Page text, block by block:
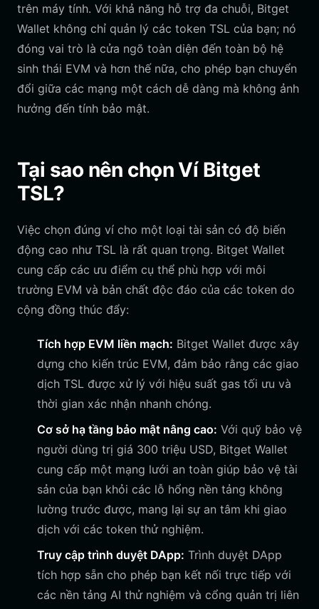
trên máy tính. Với khả năng hỗ trợ đa chuỗi, Bitget
Wallet không chỉ quản lý các token TSL của bạn; nó
đóng vai trò là cửa ngõ toàn diện đến toàn bộ hệ
sinh thái EVM và hơn thế nữa, cho phép bạn chuyển
đổi giữa các mạng một cách dễ dàng mà không ảnh
hưởng đến tính bảo mật.
Tại sao nên chọn Ví Bitget
TSL?
Việc chọn đúng ví cho một loại tài sản có độ biến
động cao như TSL là rất quan trọng. Bitget Wallet
cung cấp các ưu điểm cụ thể phù hợp với môi
trường EVM và bản chất độc đáo của các token do
cộng đồng thúc đẩy:
Tích hợp EVM liền mạch: Bitget Wallet được xây
dựng cho kiến trúc EVM, đảm bảo rằng các giao
dịch TSL được xử lý với hiệu suất gas tối ưu và
thời gian xác nhận nhanh chóng.
Cơ sở hạ tầng bảo mật nâng cao: Với quỹ bảo vệ
người dùng trị giá 300 triệu USD, Bitget Wallet
cung cấp một mạng lưới an toàn giúp bảo vệ tài
sản của bạn khỏi các lỗ hổng nền tảng không
lường trước được, mang lại sự an tâm khi giao
dịch với các token thử nghiệm.
Truy cập trình duyệt DApp: Trình duyệt DApp
tích hợp sẵn cho phép bạn kết nối trực tiếp với
các nền tảng AI thử nghiệm và cổng quản trị liên